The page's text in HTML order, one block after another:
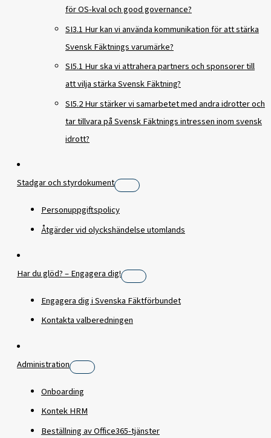
för OS-kval och good governance?
SI3.1 Hur kan vi använda kommunikation för att stärka
Svensk Fäktnings varumärke?
SI5.1 Hur ska vi attrahera partners och sponsorer till
att vilja stärka Svensk Fäktning?
SI5.2 Hur stärker vi samarbetet med andra idrotter och
tar tillvara på Svensk Fäktnings intressen inom svensk
idrott?
Stadgar och styrdokument
Personuppgiftspolicy
Åtgärder vid olyckshändelse utomlands
Har du glöd? – Engagera dig!
Engagera dig i Svenska Fäktförbundet
Kontakta valberedningen
Administration
Onboarding
Kontek HRM
Beställning av Office365-tjänster